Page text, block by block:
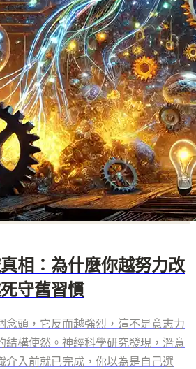
相：為什麼你越努力改
守舊習慣
念頭，它反而越強烈，這不是意志力
結構使然。神經科學研究發現，潛意
介入前就已完成，你以為是自己選